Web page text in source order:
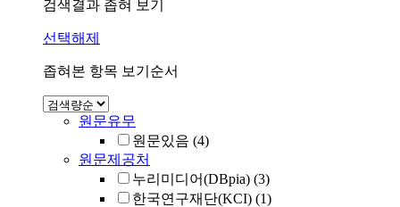
검색결과 좁혀 보기
선택해제
좁혀본 항목 보기순서
원문유무
원문있음 (4)
원문제공처
누리미디어(DBpia) (3)
한국연구재단(KCI) (1)